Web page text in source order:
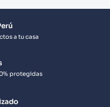
a tu casa
protegidas